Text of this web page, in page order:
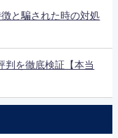
と騙された時の対処
判を徹底検証【本当